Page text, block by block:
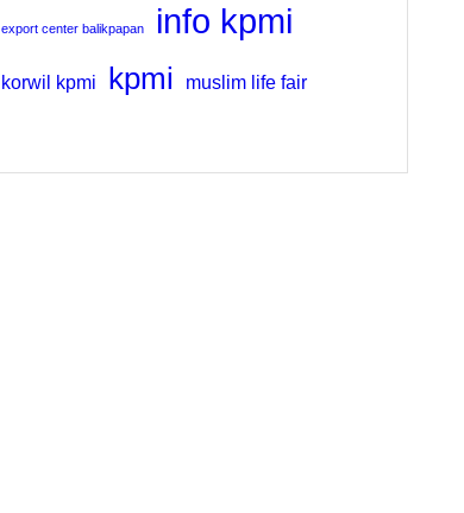
export center balikpapan info kpmi
korwil kpmi kpmi muslim life fair